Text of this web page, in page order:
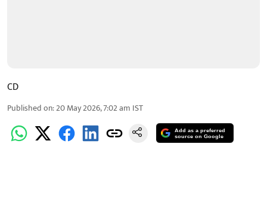
CD
Published on:20 May 2026, 7:02 am IST
Add as a preferred
source on Google